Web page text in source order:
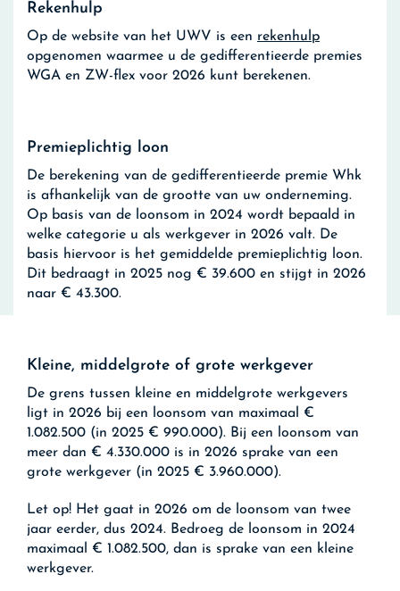
Rekenhulp
Op de website van het UWV is een rekenhulp
opgenomen waarmee u de gedifferentieerde premies
WGA en ZW-flex voor 2026 kunt berekenen.
Premieplichtig loon
De berekening van de gedifferentieerde premie Whk
is afhankelijk van de grootte van uw onderneming.
Op basis van de loonsom in 2024 wordt bepaald in
welke categorie u als werkgever in 2026 valt. De
basis hiervoor is het gemiddelde premieplichtig loon.
Dit bedraagt in 2025 nog € 39.600 en stijgt in 2026
naar € 43.300.
Kleine, middelgrote of grote werkgever
De grens tussen kleine en middelgrote werkgevers
ligt in 2026 bij een loonsom van maximaal €
1.082.500 (in 2025 € 990.000). Bij een loonsom van
meer dan € 4.330.000 is in 2026 sprake van een
grote werkgever (in 2025 € 3.960.000).
Let op! Het gaat in 2026 om de loonsom van twee
jaar eerder, dus 2024. Bedroeg de loonsom in 2024
maximaal € 1.082.500, dan is sprake van een kleine
werkgever.